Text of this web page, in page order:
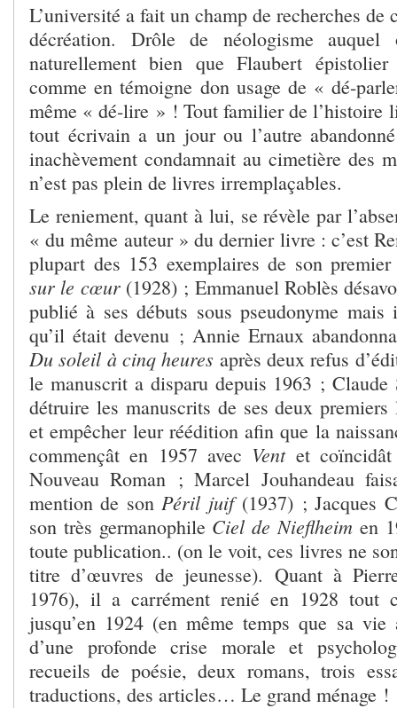
L’université a fait un champ de recherches de
décréation. Drôle de néologisme
naturellement bien que Flaubert
comme en témoigne don usage de « dé-
même « dé-lire » ! Tout familier de l’histoire
tout écrivain a un jour ou l’autre
inachèvement condamnait au cimetière des
n’est pas plein de livres irremplaçables.
Le reniement, quant à lui, se révèle par
« du même auteur » du dernier livre : c’est
plupart des 153 exemplaires de son
sur le cœur(1928) ; Emmanuel Roblès
publié à ses débuts sous pseudonyme mais
qu’il était devenu ; Annie Ernaux
Du soleil à cinq heures après deux refus
le manuscrit a disparu depuis 1963 ; Claude
détruire les manuscrits de ses deux
et empêcher leur réédition afin que la
commençât en 1957 avec Vent et
Nouveau Roman ; Marcel Jouhandeau
mention de son Péril juif (1937) ; Jacques
son très germanophileCiel de Nieflheim en
toute publication.. (on le voit, ces livres ne
titre d’œuvres de jeunesse). Quant à
1976), il a carrément renié en 1928 tout
jusqu’en 1924 (en même temps que sa
d’une profonde crise morale et
recueils de poésie, deux romans, trois
traductions, des articles… Le grand ménage !